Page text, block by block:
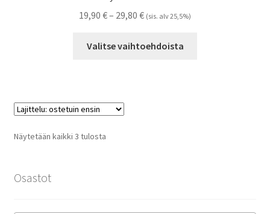
19,90 €– 29,80 €Hintaluokka:
-
(sis. alv 25,5%)
Valitse vaihtoehdoista
Näytetään kaikki 3 tulostaSuosituimmat
Osastot